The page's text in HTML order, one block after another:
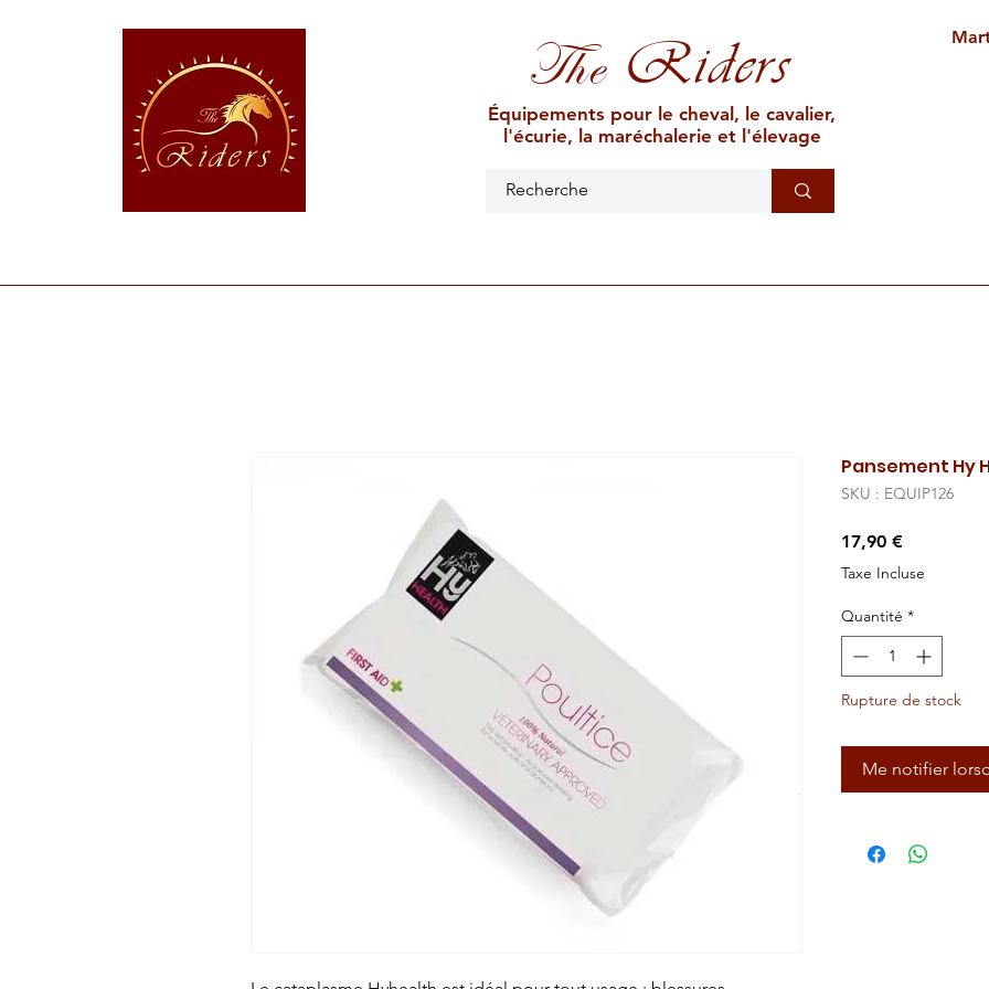
TheRiders
Équipements pour le cheval, le cavalier,
l'écurie, la maréchalerie et l'élevage
Pansement Hy
SKU : EQUIP126
17,90 €Prix
Taxe Incluse
Quantité *
Rupture de stock
Me notifier